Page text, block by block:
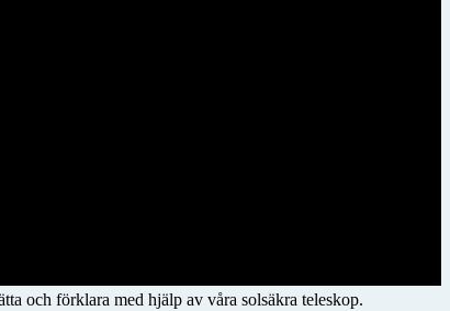
och förklara med hjälp av våra solsäkra teleskop.